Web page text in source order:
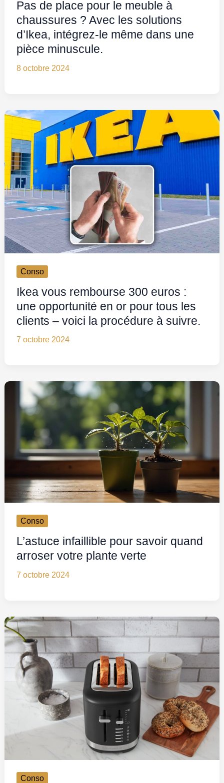
Pas de place pour le meuble à
chaussures ? Avec les solutions
d’Ikea, intégrez-le même dans une
pièce minuscule.
8 octobre 2024
Conso
Ikea vous rembourse 300 euros :
une opportunité en or pour tous les
clients – voici la procédure à suivre.
7 octobre 2024
Conso
L’astuce infaillible pour savoir quand
arroser votre plante verte
7 octobre 2024
Conso